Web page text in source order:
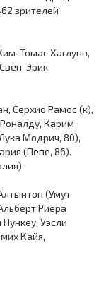
зрителей
Томас Хаглунн,
Эрик
Серхио Рамос (к),
Карим
Модрич, 80),
(Пепе, 86).
.
(Умут
Риера
Уэсли
Кайя,